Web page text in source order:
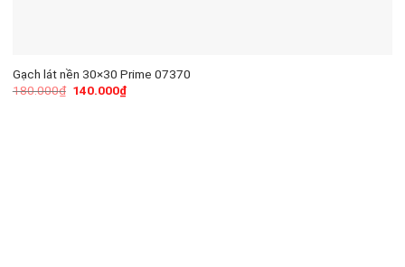
Gạch lát nền 30×30 Prime 07370
180.000₫ 140.000₫